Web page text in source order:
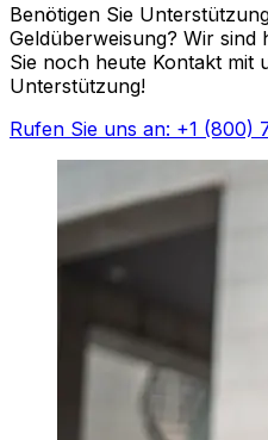
Benötigen Sie
Geldüberweisung? Wir
Sie noch heute Kontakt mit
Unterstützung!
Rufen Sie uns an: +1 (800)